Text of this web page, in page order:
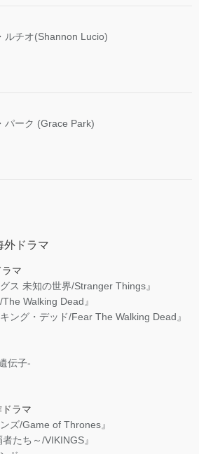
ルチオ(Shannon Lucio)
パーク (Grace Park)
外ドラマ
マ
ス 未知の世界/Stranger Things』
Walking Dead』
ング・デッド/Fear The Walking Dead』
伝子-
ラマ
ズ/Game of Thrones』
たち～/VIKINGS』